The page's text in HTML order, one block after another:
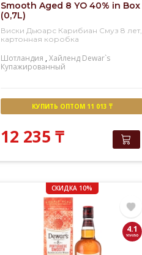
Smooth Aged 8 YO 40% in Box
(0,7L)
Виски Дьюарс Карибиан Смуз 8 лет,
картонная коробка
Шотландия ,Хайленд Dewar`s
Купажированный
КУПИТЬ ОПТОМ 11 013 ₸
12 235₸
СКИДКА 10%
4.1